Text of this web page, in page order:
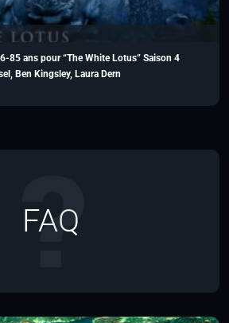
85 ans pour “The White Lotus” Saison 4
Ben Kingsley, Laura Dern
FAQ